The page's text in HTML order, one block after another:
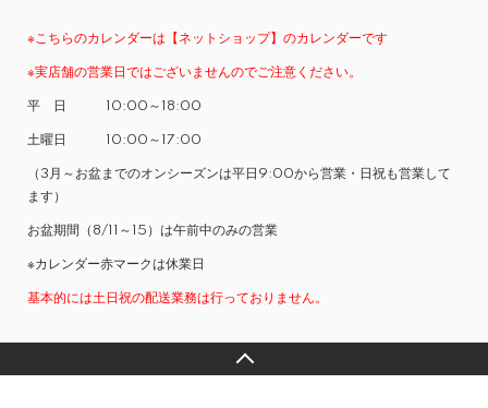
※こちらのカレンダーは【ネットショップ】のカレンダーです
※実店舗の営業日ではございませんのでご注意ください。
平 日 10:00～18:00
土曜日 10:00～17:00
（3月～お盆までのオンシーズンは平日9:00から営業・日祝も営業して
ます）
お盆期間（8/11～15）は午前中のみの営業
※カレンダー赤マークは休業日
基本的には土日祝の配送業務は行っておりません。